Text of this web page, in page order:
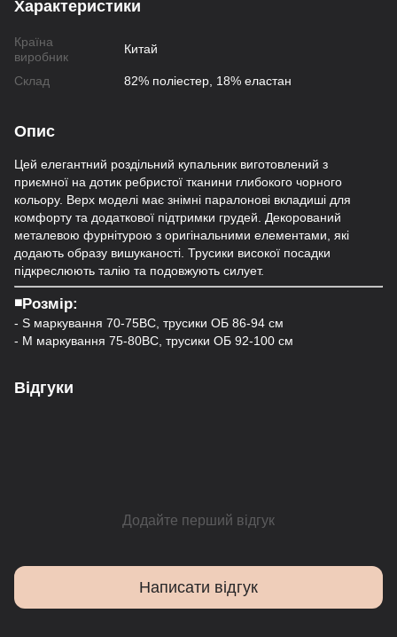
Характеристики
Країна
виробник
Китай
Склад 82% поліестер, 18% еластан
Опис
Цей елегантний роздільний купальник виготовлений з
приємної на дотик ребристої тканини глибокого чорного
кольору. Верх моделі має знімні паралонові вкладиші для
комфорту та додаткової підтримки грудей. Декорований
металевою фурнітурою з оригінальними елементами, які
додають образу вишуканості. Трусики високої посадки
підкреслюють талію та подовжують силует.
◾️Розмір:
- S маркування 70-75ВС, трусики ОБ 86-94 см
- M маркування 75-80ВС, трусики ОБ 92-100 см
Відгуки
Додайте перший відгук
Написати відгук